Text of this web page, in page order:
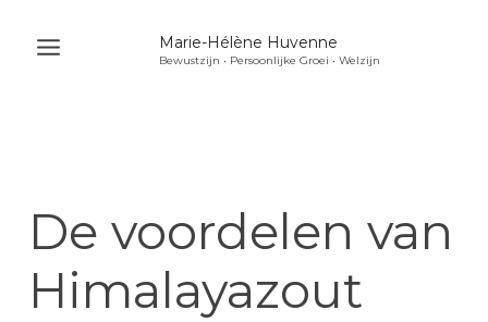
naar
Marie-Hélène Huvenne
Bewustzijn • Persoonlijke Groei • Welzijn
De voordelen van
Himalayazout